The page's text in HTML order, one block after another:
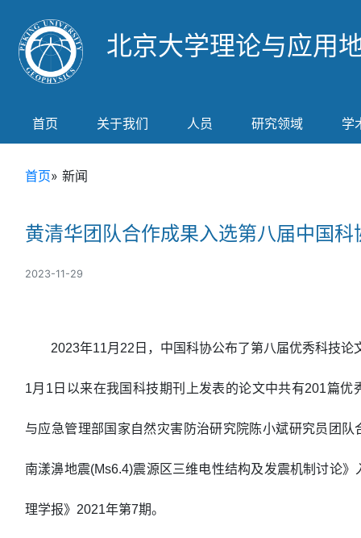
北京大学理论与应用
首页 关于我们 人员 研究领域 学
首页» 新闻
黄清华团队合作成果入选第八届中国
2023-11-29
2023年11月22日，中国科协公布了第八届优秀科技论
1月1日以来在我国科技期刊上发表的论文中共有201篇优
与应急管理部国家自然灾害防治研究院陈小斌研究员团
南漾濞地震(Ms6.4)震源区三维电性结构及发震机制讨论
理学报》2021年第7期。